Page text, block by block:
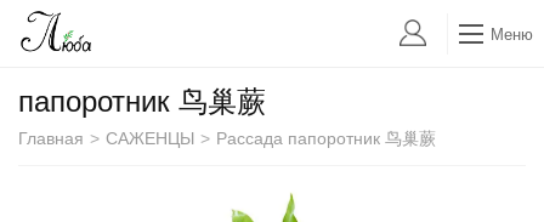
Меню
папоротник 鸟巢蕨
Главная > САЖЕНЦЫ > Рассада папоротник 鸟巢蕨